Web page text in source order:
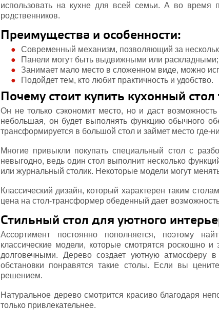
использовать на кухне для всей семьи. А во время
родственников.
Преимущества и особенности:
Современный механизм, позволяющий за
Панели могут быть выдвижными или раскладными;
Занимает мало место в сложенном виде, можно
Подойдет тем, кто любит практичность и удобство.
Почему стоит купить кухонный
Он не только сэкономит место, но и даст
небольшая, он будет выполнять функцию обычного
трансформируется в большой стол и займет место где-
Многие привыкли покупать специальный стол с
невыгодно, ведь один стол выполнит несколько
или журнальный столик. Некоторые модели могут
Классический дизайн, который характерен таким
цена на стол-трансформер обеденный дает
Стильный стол для уютного
Ассортимент постоянно пополняется, поэтому
классические модели, которые смотрятся роскошно
долговечными. Дерево создает уютную
обстановки понравятся такие столы. Если вы
решением.
Натуральное дерево смотрится красиво благодаря
только привлекательнее.